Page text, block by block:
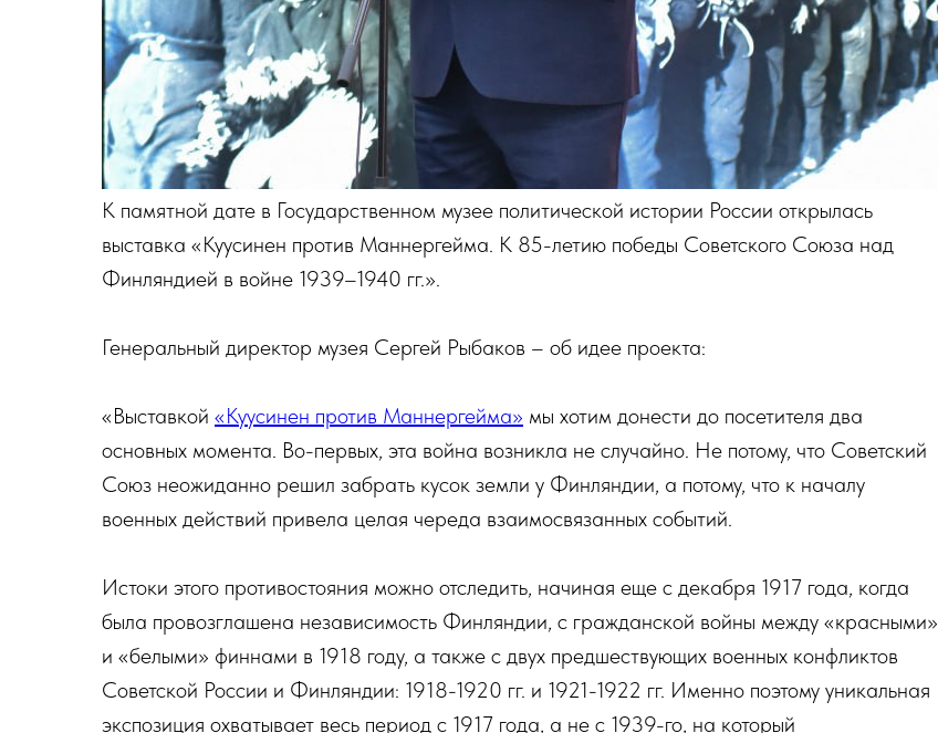
К памятной дате в Государственном музее политической истории России открылась
выставка «Куусинен против Маннергейма. К 85-летию победы Советского Союза над
Финляндией в войне 1939–1940 гг.».
Генеральный директор музея Сергей Рыбаков – об идее проекта:
«Выставкой «Куусинен против Маннергейма» мы хотим донести до посетителя два
основных момента. Во-первых, эта война возникла не случайно. Не потому, что Советский
Союз неожиданно решил забрать кусок земли у Финляндии, а потому, что к началу
военных действий привела целая череда взаимосвязанных событий.
Истоки этого противостояния можно отследить, начиная еще с декабря 1917 года, когда
была провозглашена независимость Финляндии, с гражданской войны между «красными»
и «белыми» финнами в 1918 году, а также с двух предшествующих военных конфликтов
Советской России и Финляндии: 1918-1920 гг. и 1921-1922 гг. Именно поэтому уникальная
экспозиция охватывает весь период с 1917 года, а не с 1939-го, на который